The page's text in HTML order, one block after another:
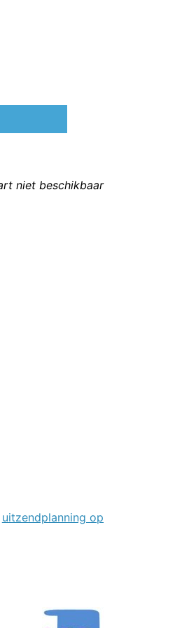
niet beschikbaar
uitzendplanning op